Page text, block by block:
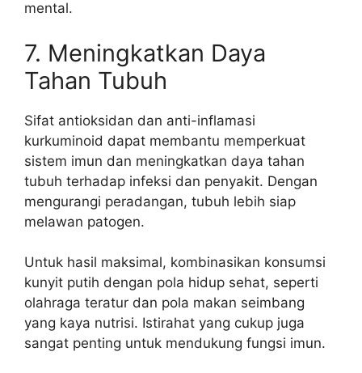
mental.
7. Meningkatkan Daya
Tahan Tubuh
Sifat antioksidan dan anti-inflamasi
kurkuminoid dapat membantu memperkuat
sistem imun dan meningkatkan daya tahan
tubuh terhadap infeksi dan penyakit. Dengan
mengurangi peradangan, tubuh lebih siap
melawan patogen.
Untuk hasil maksimal, kombinasikan konsumsi
kunyit putih dengan pola hidup sehat, seperti
olahraga teratur dan pola makan seimbang
yang kaya nutrisi. Istirahat yang cukup juga
sangat penting untuk mendukung fungsi imun.